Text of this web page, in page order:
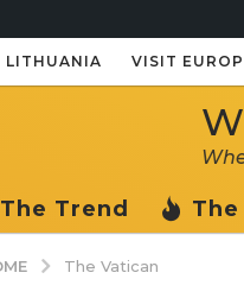
LITHUANIA VISIT
The Trend
The Vatican